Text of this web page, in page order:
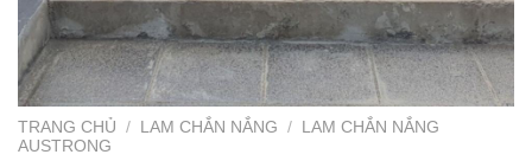
TRANG CHỦ / LAM CHẮN NẮNG /
LAM CHẮN NẮNG
AUSTRONG